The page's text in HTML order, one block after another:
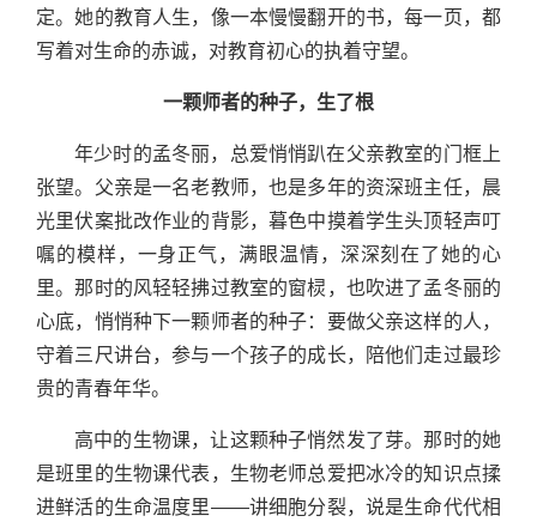
定。她的教育人生，像一本慢慢翻开的书，每一页，都
写着对生命的赤诚，对教育初心的执着守望。
一颗师者的种子，生了根
年少时的孟冬丽，总爱悄悄趴在父亲教室的门框上
张望。父亲是一名老教师，也是多年的资深班主任，晨
光里伏案批改作业的背影，暮色中摸着学生头顶轻声叮
嘱的模样，一身正气，满眼温情，深深刻在了她的心
里。那时的风轻轻拂过教室的窗棂，也吹进了孟冬丽的
心底，悄悄种下一颗师者的种子：要做父亲这样的人，
守着三尺讲台，参与一个孩子的成长，陪他们走过最珍
贵的青春年华。
高中的生物课，让这颗种子悄然发了芽。那时的她
是班里的生物课代表，生物老师总爱把冰冷的知识点揉
进鲜活的生命温度里——讲细胞分裂，说是生命代代相